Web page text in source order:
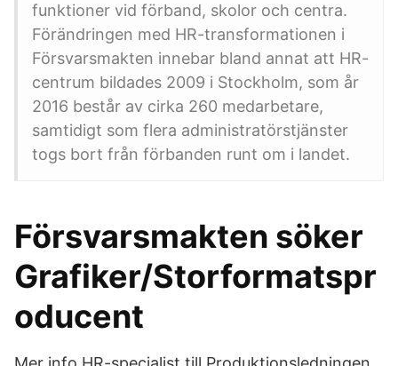
funktioner vid förband, skolor och centra.
Förändringen med HR-transformationen i
Försvarsmakten innebar bland annat att HR-
centrum bildades 2009 i Stockholm, som år
2016 består av cirka 260 medarbetare,
samtidigt som flera administratörstjänster
togs bort från förbanden runt om i landet.
Försvarsmakten söker
Grafiker/Storformatspr
oducent